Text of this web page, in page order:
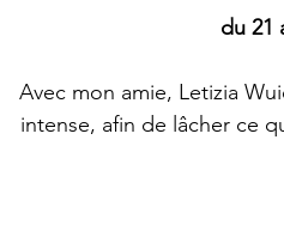
du 21
Avec mon amie, Letizia
intense, afin de lâcher ce